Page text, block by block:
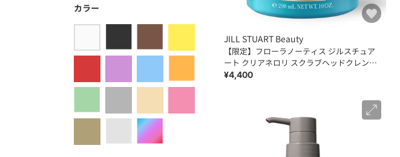
カラー
JILL STUART Beauty
【限定】フローラノーティス ジルスチュア
ート クリアネロリ スクラブヘッドクレンズ
クール 290g
¥4,400